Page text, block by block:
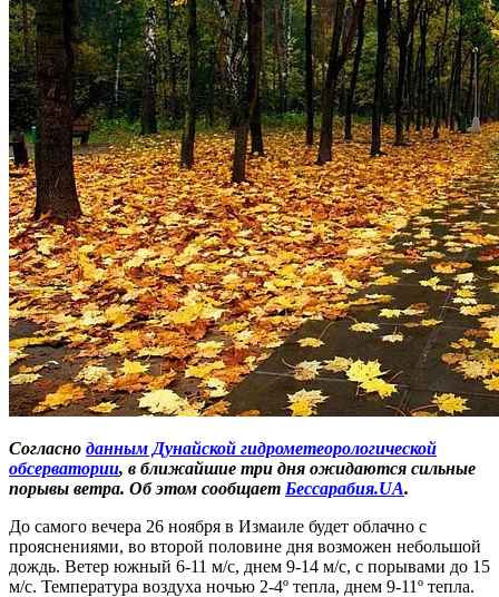
Согласно дан­ным Дунайской гидрометеорологической
обсерватории, в ближайшие три дня ожидаются сильные
порывы ветра. Об этом сообщает Бессарабия.UA.
До самого вечера 26 ноября в Измаиле будет облачно с
прояснениями, во второй половине дня возможен небольшой
дождь. Ветер южный 6-11 м/с, днем 9-14 м/с, с порывами до 15
м/с. Температура воздуха ночью 2-4º тепла, днем 9-11º тепла.